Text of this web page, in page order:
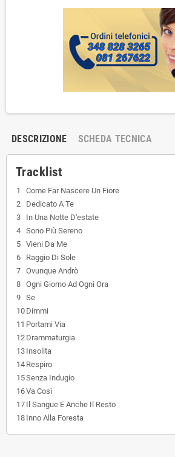
DESCRIZIONE SCHEDA TECNICA
Tracklist
1
Come Far Nascere Un Fiore
2
Dedicato A Te
3
In Una Notte D'estate
4 Sono Più Sereno
5 Vieni Da Me
6
Raggio Di Sole
7 Ovunque Andrò
8 Ogni Giorno Ad Ogni Ora
9 Se
10 Dimmi
11 Portami Via
12 Drammaturgia
13 Insolita
14 Respiro
15Senza Indugio
16Va Così
17 Il Sangue E Anche Il Resto
18 Inno Alla Foresta